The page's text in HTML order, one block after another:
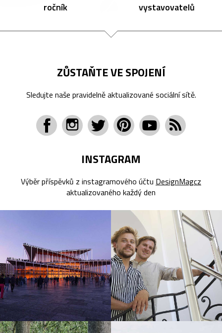
ročník vystavovatelů
ZŮSTAŇTE VE SPOJENÍ
Sledujte naše pravidelně aktualizované sociální sítě.
INSTAGRAM
Výběr příspěvků z instagramového účtu DesignMagcz
aktualizovaného každý den